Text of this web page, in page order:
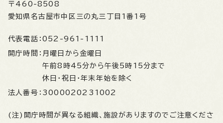
〒460-8508
愛知県名古屋市中区三の丸三丁目1番1号
代表電話： 052-961-1111
開庁時間： 月曜日から金曜日
午前8時45分から午後5時15分まで
休日・祝日・年末年始を除く
法人番号： 3000020231002
(注)開庁時間が異なる組織、施設がありますのでご注意くださ